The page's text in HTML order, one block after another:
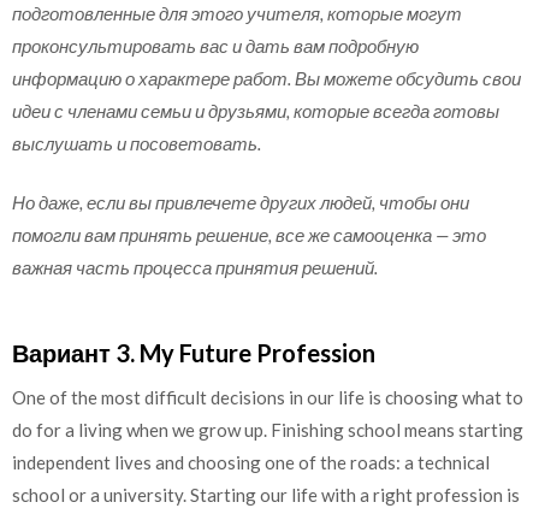
подготовленные для этого учителя, которые могут
проконсультировать вас и дать вам подробную
информацию о характере работ. Вы можете обсудить свои
идеи с членами семьи и друзьями, которые всегда готовы
выслушать и посоветовать.
Но даже, если вы привлечете других людей, чтобы они
помогли вам принять решение, все же самооценка — это
важная часть процесса принятия решений.
Вариант 3. My Future Profession
One of the most difficult decisions in our life is choosing what to
do for a living when we grow up. Finishing school means starting
independent lives and choosing one of the roads: a technical
school or a university. Starting our life with a right profession is